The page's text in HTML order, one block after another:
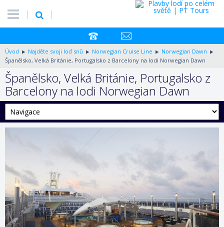
Úvod Najděte svoji loď snů Norwegian Cruise Line
Norwegian Dawn
Španělsko, Velká Británie, Portugalsko z Barcelony na lodi Norwegian Dawn
Španělsko, Velká Británie, Portugalsko z
Barcelony na lodi Norwegian Dawn